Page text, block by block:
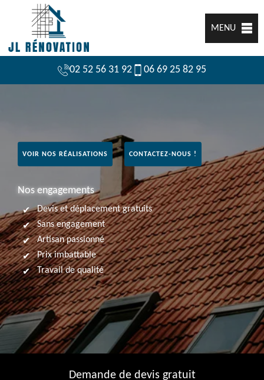
MENU
02 52 56 31 92 06 69 25 82 95
VOIR NOS RÉALISATIONS CONTACTEZ-NOUS !
Nos engagements
Devis et déplacement gratuits
Sans engagement
Artisan passionné
Prix imbattable
Travail de qualité
Demande de devis gratuit